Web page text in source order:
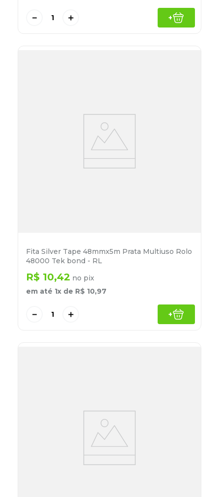
＋
－ +
Fita Silver Tape 48mmx5m Prata Multiuso Rolo
48000 Tek bond - RL
R$ 10,42 no pix
em até 1x de R$ 10,97
＋
－ +